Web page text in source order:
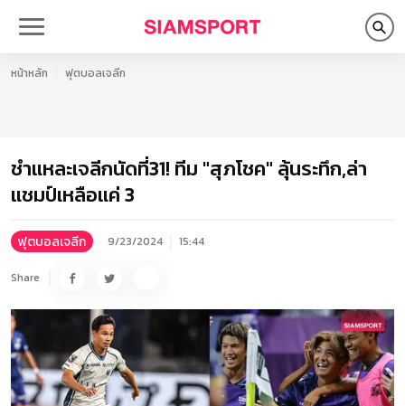
หน้าหลัก ฟุตบอลเจลีก
ชำแหละเจลีกนัดที่31! ทีม "สุภโชค" ลุ้นระทึก,ล่า
แชมป์เหลือแค่ 3
ฟุตบอลเจลีก 9/23/2024 15:44
Share